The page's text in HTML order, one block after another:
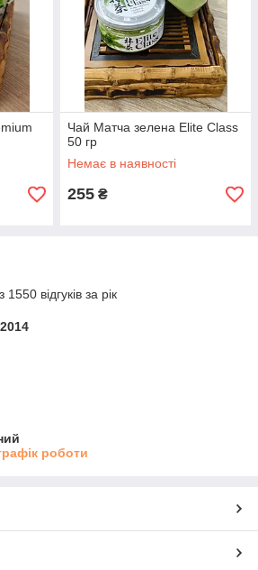
Чай Матча зелена Elite Class
50 гр
Немає в наявності
255 ₴
відгуків за рік
роботи